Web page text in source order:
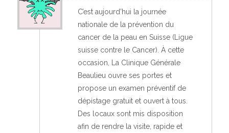
C’est aujourd’hui la journée
nationale de la prévention du
cancer de la peau en Suisse (Ligue
suisse contre le Cancer). À cette
occasion, La Clinique Générale
Beaulieu ouvre ses portes et
propose un examen préventif de
dépistage gratuit et ouvert à tous.
Des locaux sont mis disposition
afin de rendre la visite, rapide et